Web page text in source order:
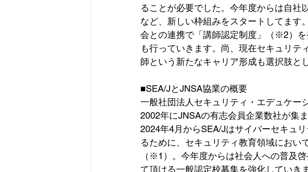
ることが必要でした。今年度からは自社
など、新しい枠組みをスタートしてます
会との連携で「講師認定制度」（※2）
も行っていきます。尚、現在セキュリテ
師という新たなキャリア形成も選択肢と
■SEA/JとJNSA協業の概要
一般社団法人セキュリティ・エデュケー
2002年にJNSAの有志会員企業数社が集
2024年4月からSEA/Jはサイバーセキュ
るために、セキュリティ教育領域におい
（※1）。今年度からは社会人への普及
て頂ける一般認定校募集を強化していきま